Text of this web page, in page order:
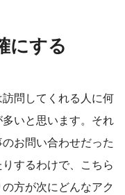
にする
問してくれる人に何
いと思います。それ
お問い合わせだった
するわけで、こちら
方が次にどんなアク